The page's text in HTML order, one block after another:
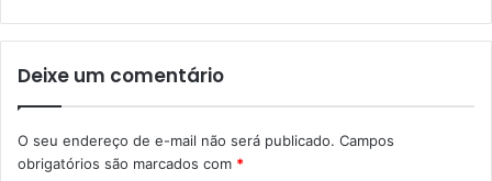
Deixe um comentário
O seu endereço de e-mail não será publicado. Campos
obrigatórios são marcados com *